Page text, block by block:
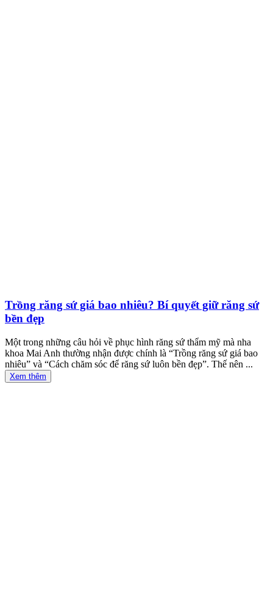
Trồng răng sứ giá bao nhiêu? Bí quyết giữ răng sứ
bền đẹp
Một trong những câu hỏi về phục hình răng sứ thẩm mỹ mà nha
khoa Mai Anh thường nhận được chính là “Trồng răng sứ giá bao
nhiêu” và “Cách chăm sóc để răng sứ luôn bền đẹp”. Thế nên ...
Xem thêm